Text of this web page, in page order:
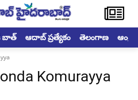
బాత్ ఆదాబ్ ప్రత్యేకం తెలంగాణ
Komurayya